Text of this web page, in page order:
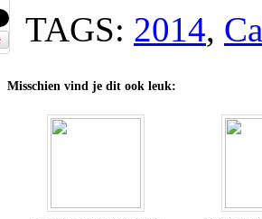
TAGS: 2014,
Misschien vind je dit ook leuk: